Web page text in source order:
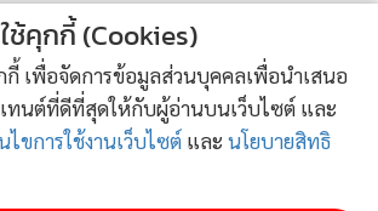
ว์ตายได้
อสร้างแนวอุโมงค์เป็นการรบกวนทางเดินน้ำ
ภาพน้ำ ส่งผลให้เกิดการเปลี่ยนแปลงแหล่ง
งระบบนิเวศ ซึ่งในปัจจุบันมีการใช้น้ำ
ล่งน้ำผิวดินและใต้ดิน (น้ำบาดาล) ของครัว
ช้คุกกี้ (Cookies)
กี้ เพื่อจัดการข้อมูลส่วนบุคคลเพื่อนำเสนอ
ทนต์ที่ดีที่สุดให้กับผู้อ่านบนเว็บไซต์ และ
ไขการใช้งานเว็บไซต์ และ นโยบายสิทธิ